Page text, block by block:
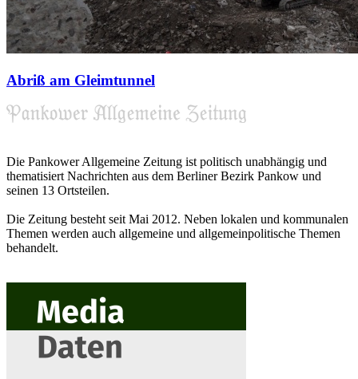
Abriß am Gleimtunnel
Die Pankower Allgemeine Zeitung ist politisch unabhängig und
thematisiert Nachrichten aus dem Berliner Bezirk Pankow und
seinen 13 Ortsteilen.
Die Zeitung besteht seit Mai 2012. Neben lokalen und kommunalen
Themen werden auch allgemeine und allgemeinpolitische Themen
behandelt.